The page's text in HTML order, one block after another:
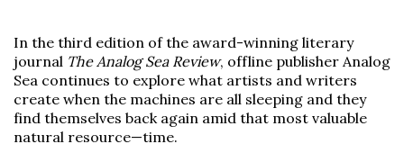
In the third edition of the award-winning literary
journal The Analog Sea Review, offline publisher Analog
Sea continues to explore what artists and writers
create when the machines are all sleeping and they
find themselves back again amid that most valuable
natural resource—time.